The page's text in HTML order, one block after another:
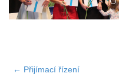
← Přijímací řízení